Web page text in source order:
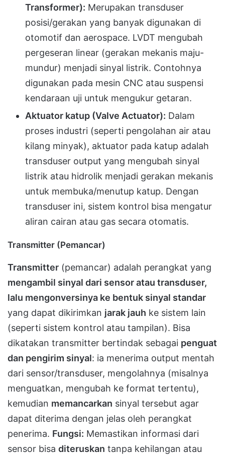
Transformer): Merupakan transduser
posisi/gerakan yang banyak digunakan di
otomotif dan aerospace. LVDT mengubah
pergeseran linear (gerakan mekanis maju-
mundur) menjadi sinyal listrik. Contohnya
digunakan pada mesin CNC atau suspensi
kendaraan uji untuk mengukur getaran.
Aktuator katup (Valve Actuator): Dalam
proses industri (seperti pengolahan air atau
kilang minyak), aktuator pada katup adalah
transduser output yang mengubah sinyal
listrik atau hidrolik menjadi gerakan mekanis
untuk membuka/menutup katup. Dengan
transduser ini, sistem kontrol bisa mengatur
aliran cairan atau gas secara otomatis.
Transmitter (Pemancar)
Transmitter (pemancar) adalah perangkat yang
mengambil sinyal dari sensor atau transduser,
lalu mengonversinya ke bentuk sinyal standar
yang dapat dikirimkan jarak jauh ke sistem lain
(seperti sistem kontrol atau tampilan)​. Bisa
dikatakan transmitter bertindak sebagai penguat
dan pengirim sinyal: ia menerima output mentah
dari sensor/transduser, mengolahnya (misalnya
menguatkan, mengubah ke format tertentu),
kemudian memancarkan sinyal tersebut agar
dapat diterima dengan jelas oleh perangkat
penerima. Fungsi: Memastikan informasi dari
sensor bisa diteruskan tanpa kehilangan atau